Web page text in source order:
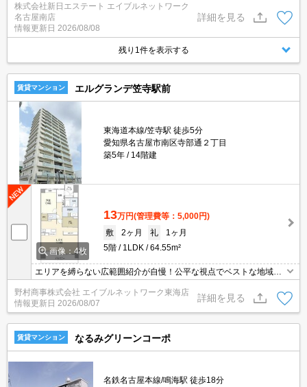
株式会社新日エステート エイブルネットワーク
名古屋南店
情報更新日 2026/08/08
詳細を見る
残り1件を表示する
賃貸マンション エルグランデ笠寺駅前
東海道本線/笠寺駅 徒歩5分
愛知県名古屋市南区寺部通２丁目
築5年
14階建
画像：4枚
13万円(管理費等：5,000円)
敷
2ヶ月 礼
1ヶ月
5階
1LDK 64.55m²
エリアを縛らない広範囲紹介が自慢！公平な視点でベストな地域を
ご提案します。現地集合・オンライン対応！
野村商事株式会社 エイブルネットワーク東海店
情報更新日 2026/08/07
詳細を見る
賃貸マンション なるみグリーンコーポ
名鉄名古屋本線/鳴海駅 徒歩18分